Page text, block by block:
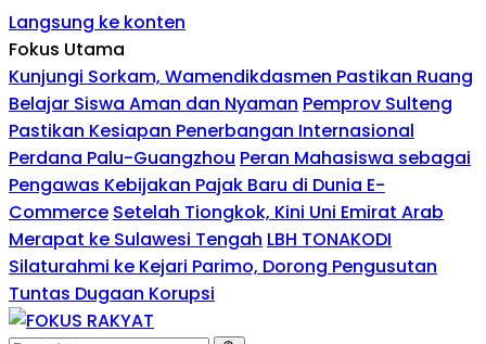
Langsung ke konten
Fokus Utama
Kunjungi Sorkam, Wamendikdasmen Pastikan Ruang
Belajar Siswa Aman dan Nyaman Pemprov Sulteng
Pastikan Kesiapan Penerbangan Internasional
Perdana Palu-Guangzhou Peran Mahasiswa sebagai
Pengawas Kebijakan Pajak Baru di Dunia E-
Commerce Setelah Tiongkok, Kini Uni Emirat Arab
Merapat ke Sulawesi Tengah LBH TONAKODI
Silaturahmi ke Kejari Parimo, Dorong Pengusutan
Tuntas Dugaan Korupsi